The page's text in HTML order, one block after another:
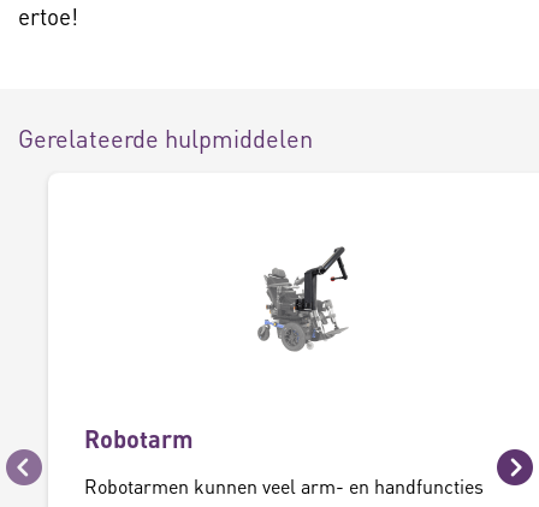
ertoe!
Gerelateerde hulpmiddelen
Vorige
Robotarm
Robotarmen kunnen veel arm- en handfuncties